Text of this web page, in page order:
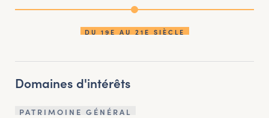
DU 19E AU 21E SIÈCLE
Domaines d'intérêts
PATRIMOINE GÉNÉRAL